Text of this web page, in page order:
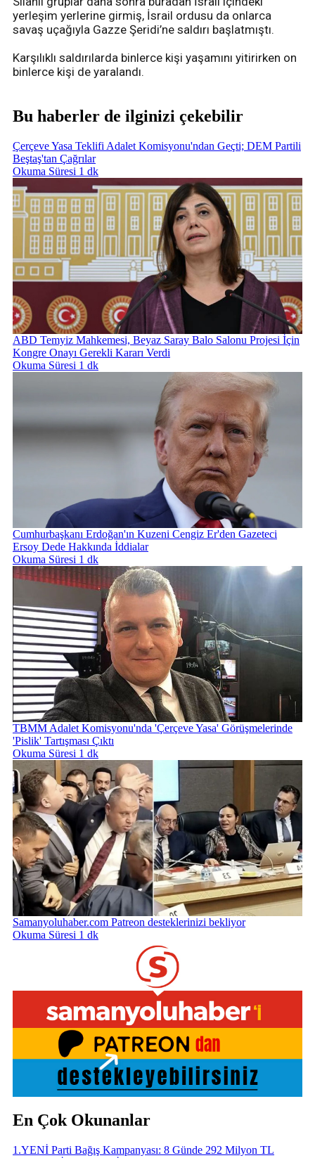
yerleşim yerlerine girmiş, İsrail ordusu da onlarca
savaş uçağıyla Gazze Şeridi’ne saldırı başlatmıştı.
Karşılıklı saldırılarda binlerce kişi yaşamını yitirirken on
binlerce kişi de yaralandı.
Bu haberler de ilginizi çekebilir
Çerçeve Yasa Teklifi Adalet Komisyonu'ndan Geçti; DEM Partili
Beştaş'tan Çağrılar
Okuma Süresi 1 dk
ABD Temyiz Mahkemesi, Beyaz Saray Balo Salonu Projesi İçin
Kongre Onayı Gerekli Kararı Verdi
Okuma Süresi 1 dk
Cumhurbaşkanı Erdoğan'ın Kuzeni Cengiz Er'den Gazeteci
Ersoy Dede Hakkında İddialar
Okuma Süresi 1 dk
TBMM Adalet Komisyonu'nda 'Çerçeve Yasa' Görüşmelerinde
'Pislik' Tartışması Çıktı
Okuma Süresi 1 dk
Samanyoluhaber.com Patreon desteklerinizi bekliyor
Okuma Süresi 1 dk
En Çok Okunanlar
1 .YENİ Parti Bağış Kampanyası: 8 Günde 292 Milyon TL